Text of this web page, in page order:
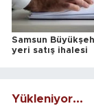
Samsun
yeri satış ihalesi
Yükleniyor...